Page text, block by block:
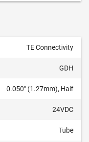
TE Connectivity
GDH
0.050" (1.27mm), Half
24VDC
Tube